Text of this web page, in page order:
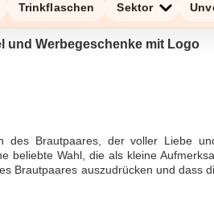
Trinkflaschen Sektor
und Werbegeschenke mit Logo
des Brautpaares, der voller Liebe
beliebte Wahl, die als kleine
Brautpaares auszudrücken und dass
persönliche Erinnerung zu